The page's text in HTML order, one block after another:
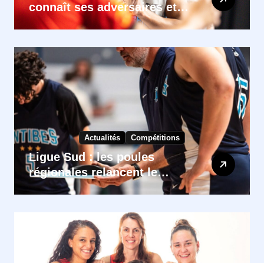
connaît ses adversaires et
son calendrier 2026-2027
Actualités Compétitions
Ligue Sud : les poules
régionales relancent le
débat sur les déplacements